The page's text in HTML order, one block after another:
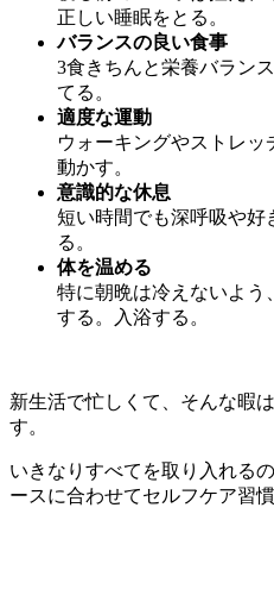
正しい睡眠をとる。
バランスの良い食事
3食きちんと栄養バラン
てる。
適度な運動
ウォーキングやストレ
動かす。
意識的な休息
短い時間でも深呼吸や好
る。
体を温める
特に朝晩は冷えないよう
する。入浴する。
新生活で忙しくて、そんな暇
す。
いきなりすべてを取り入れる
ースに合わせてセルフケア習